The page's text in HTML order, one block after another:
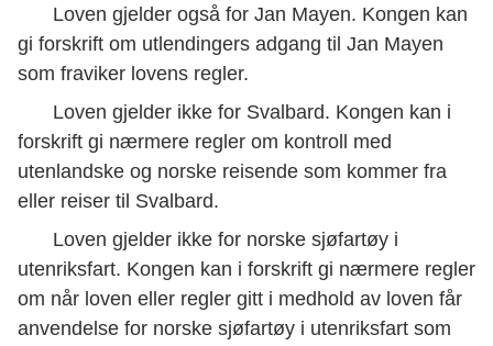
Loven gjelder også for Jan Mayen. Kongen kan
gi forskrift om utlendingers adgang til Jan Mayen
som fraviker lovens regler.
Loven gjelder ikke for Svalbard. Kongen kan i
forskrift gi nærmere regler om kontroll med
utenlandske og norske reisende som kommer fra
eller reiser til Svalbard.
Loven gjelder ikke for norske sjøfartøy i
utenriksfart. Kongen kan i forskrift gi nærmere regler
om når loven eller regler gitt i medhold av loven får
anvendelse for norske sjøfartøy i utenriksfart som